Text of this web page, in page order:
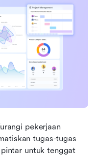
pekerjaan
tugas-tugas
untuk tenggat